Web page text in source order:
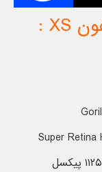
مقایسه آیفون 12 پرو و آیفون XS :